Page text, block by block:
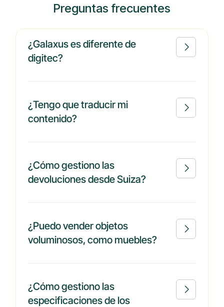
Preguntas frecuentes
¿Galaxus es diferente de
digitec?

¿Tengo que traducir mi
contenido?

¿Cómo gestiono las
devoluciones desde Suiza?

¿Puedo vender objetos
voluminosos, como muebles?

¿Cómo gestiono las
especificaciones de los
